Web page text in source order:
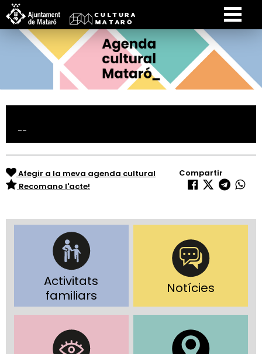
Activitats
familiars
Notícies
--
Afegir a la meva agenda cultural
Recomano l'acte!
Compartir